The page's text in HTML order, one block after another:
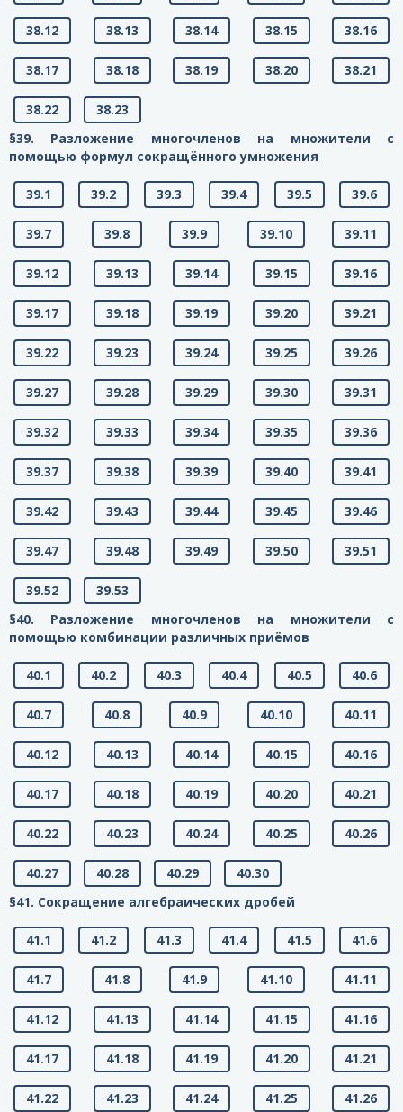
38.12 38.13 38.14 38.15 38.16
38.17 38.18 38.19 38.20 38.21
38.22
38.23
§39. Разложение многочленов на множители с
помощью формул сокращённого умножения
39.1 39.2 39.3 39.4 39.5 39.6
39.7 39.8 39.9 39.10 39.11
39.12 39.13 39.14 39.15 39.16
39.17 39.18 39.19 39.20 39.21
39.22 39.23 39.24 39.25 39.26
39.27 39.28 39.29 39.30 39.31
39.32 39.33 39.34 39.35 39.36
39.37 39.38 39.39 39.40 39.41
39.42 39.43 39.44 39.45 39.46
39.47 39.48 39.49 39.50 39.51
39.52
39.53
§40. Разложение многочленов на множители с
помощью комбинации различных приёмов
40.1 40.2 40.3 40.4 40.5 40.6
40.7 40.8 40.9 40.10 40.11
40.12 40.13 40.14 40.15 40.16
40.17 40.18 40.19 40.20 40.21
40.22 40.23 40.24 40.25 40.26
40.27 40.28 40.29
40.30
§41. Сокращение алгебраических дробей
41.1 41.2 41.3 41.4 41.5 41.6
41.7 41.8 41.9 41.10 41.11
41.12 41.13 41.14 41.15 41.16
41.17 41.18 41.19 41.20 41.21
41.22 41.23 41.24 41.25 41.26